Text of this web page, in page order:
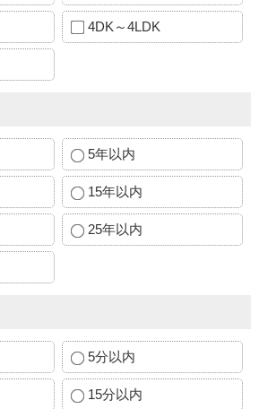
4DK～4LDK
5年以内
15年以内
25年以内
5分以内
15分以内